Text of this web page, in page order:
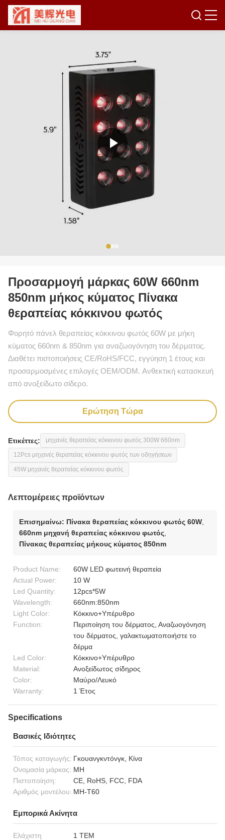
Προσαρμογή μάρκας 60W 660nm
850nm μήκος κύματος Πίνακα
θεραπείας κόκκινου φωτός
Φορητό πάνελ θεραπείας κόκκινου φωτός 60W με μήκη
κύματος 660nm & 850nm για αναζωογόνηση του δέρματος.
Διαθέτει πιστοποιήσεις CE/RoHS/FCC, εγγύηση 1 έτους και
προσαρμοσμένες επιλογές OEM/ODM. Ανθεκτική κατασκευή
από ανοξείδωτο σίδερο.
Ερώτηση Τώρα
Ετικέττες: μηχανές θεραπείας κόκκινου φωτός 300W 660nm
12Pcs μηχανές θεραπείας κόκκινου φωτός των οδηγήσεων
45W μηχανές θεραπείας κόκκινου φωτός
Λεπτομέρειες προϊόντων
Επισημαίνω: Πίνακα θεραπείας κόκκινου φωτός 60W
660nm μηχανή θεραπείας κόκκινου φωτός
Πίνακας θεραπείας μήκους κύματος 850nm
Product Name:
60W LED φωτεινή θεραπεία
Actual Power:
10 W
Led Quantity:
12pcs*5W
Wavelength:
660nm:850nm
Light Color:
Κόκκινο+Υπέρυθρο
Function:
Περιποίηση του δέρματος, Αναζωογόνηση
του δέρματος, γαλακτωματοποιήστε το
δέρμα
Led Color:
Κόκκινο+Υπέρυθρο
Material:
Ανοξείδωτος σίδηρος
Color:
Μαύρο/Λευκό
Warranty:
1 Έτος
Specifications
Βασικές Ιδιότητες
Τόπος καταγωγής: Γκουανγκντόνγκ, Κίνα
Ονομασία μάρκας: MH
Πιστοποίηση:
CE, RoHS, FCC, FDA
Αριθμός μοντέλου: MH-T60
Εμπορικά Ακίνητα
Ελάχιστη
1 ΤΕΜ